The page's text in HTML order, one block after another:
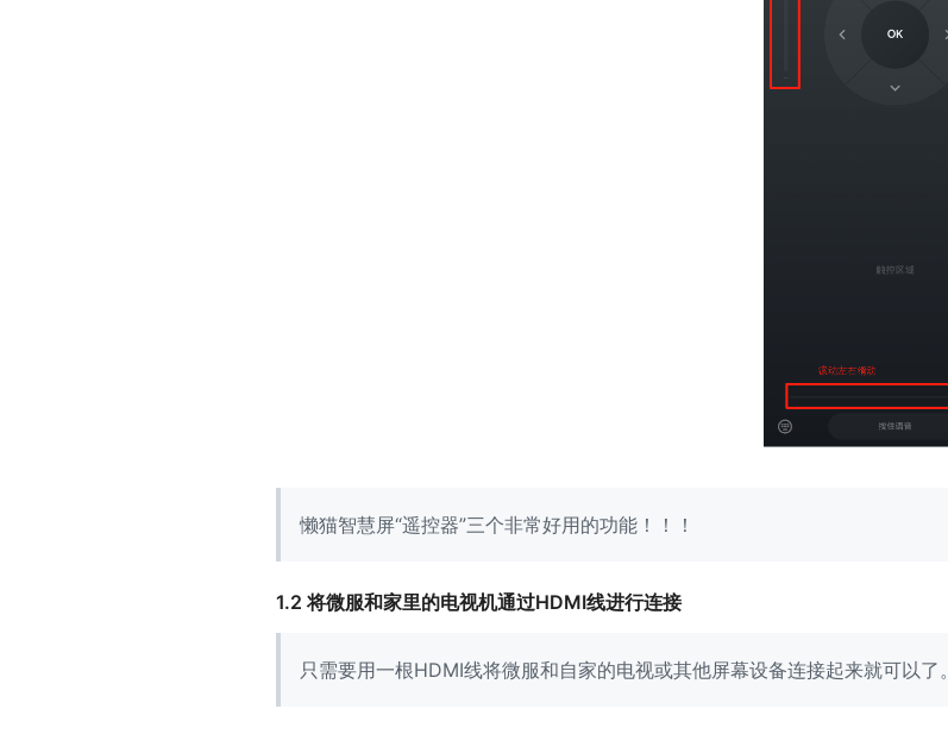
懒猫智慧屏“遥控器”三个非常好用的功能！！！
1.2 将微服和家里的电视机通过HDMI线进行连接
只需要用一根HDMI线将微服和自家的电视或其他屏幕设备连接起来就可以了。